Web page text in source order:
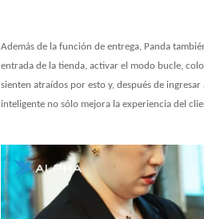
Además de la función de entrega, Panda
entrada de la tienda, activar el modo bucle,
sienten atraídos por esto y, después de
inteligente no sólo mejora la experiencia del